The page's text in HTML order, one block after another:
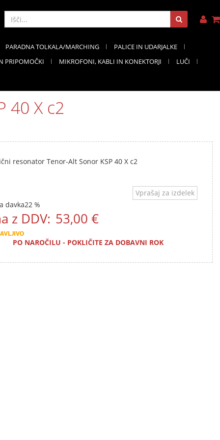
PARADNA TOLKALA/MARCHING
PALICE IN UDARJALKE
PRIPOMOČKI MIKROFONI, KABLI IN KONEKTORJI
LUČI
40 X c2
resonator Tenor-Alt Sonor KSP 40 X c2
Vprašaj za izdelek
davka22 %
z DDV: 53,00 €
PO NAROČILU - POKLIČITE ZA DOBAVNI ROK